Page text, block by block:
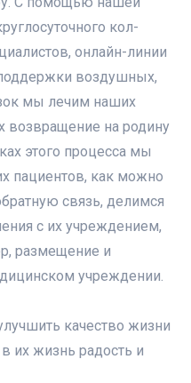
кол-
онлайн-линии
воздушных,
мы лечим наших
возвращение на родину
этого процесса мы
пациентов, как можно
связь, делимся
с их учреждением,
размещение и
учреждении.
качество жизни
их жизнь радость и